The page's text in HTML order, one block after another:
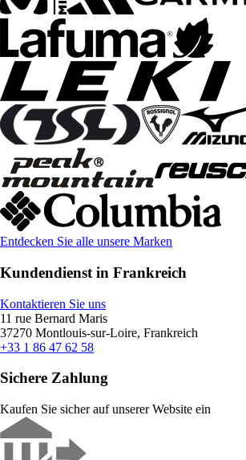
Entdecken Sie alle unsere Marken
Kundendienst in Frankreich
Kontaktieren Sie uns
11 rue Bernard Maris
37270 Montlouis-sur-Loire, Frankreich
+33 1 86 47 62 58
Sichere Zahlung
Kaufen Sie sicher auf unserer Website ein